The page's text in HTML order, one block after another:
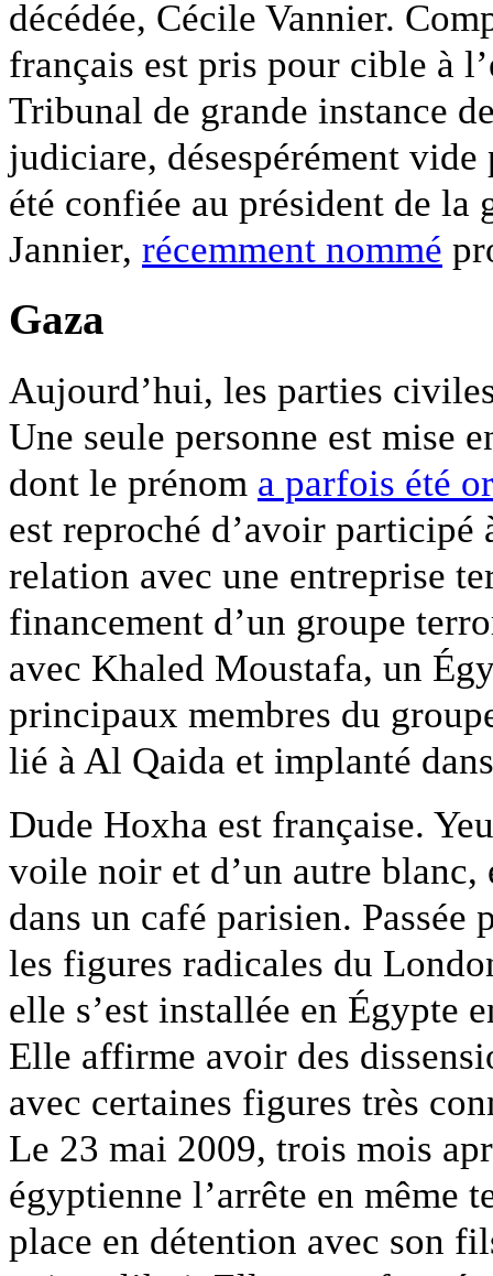
décédée, Cécile Vannier.
français est pris pour cible à
Tribunal de grande instance
judiciare, désespérément
été confiée au président de
Jannier, récemment nommé
Gaza
Aujourd’hui, les parties
Une seule personne est mise
dont le prénom a parfois été
est reproché d’avoir participé
relation avec une entreprise
financement d’un groupe
avec Khaled Moustafa, un
principaux membres du
lié à Al Qaida et implanté
Dude Hoxha est française.
voile noir et d’un autre blanc,
dans un café parisien.
les figures radicales du
elle s’est installée en Égypte
Elle affirme avoir des
avec certaines figures très
Le 23 mai 2009, trois mois
égyptienne l’arrête en même
place en détention avec son